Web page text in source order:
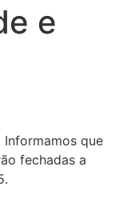
e
Informamos que
fechadas a